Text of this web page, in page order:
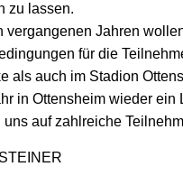
zu lassen.
vergangenen Jahren
für die
als auch im Stadion
in Ottensheim wieder
uns auf zahlreiche